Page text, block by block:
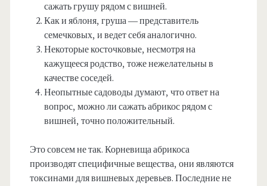
сажать грушу рядом с вишней.
Как и яблоня, груша — представитель
семечковых, и ведет себя аналогично.
Некоторые косточковые, несмотря на
кажущееся родство, тоже нежелательны в
качестве соседей.
Неопытные садоводы думают, что ответ на
вопрос, можно ли сажать абрикос рядом с
вишней, точно положительный.
Это совсем не так. Корневища абрикоса
производят специфичные вещества, они являются
токсинами для вишневых деревьев. Последние не